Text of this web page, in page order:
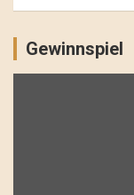
Gewinnspiel